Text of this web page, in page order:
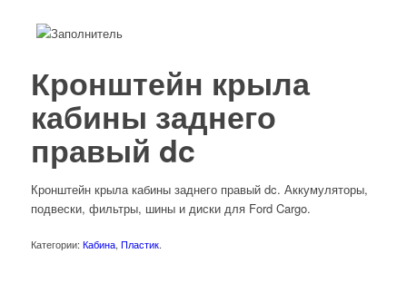
Кронштейн крыла
кабины заднего
правый dc
Кронштейн крыла кабины заднего правый dc. Аккумуляторы,
подвески, фильтры, шины и диски для Ford Cargo.
Категории: Кабина, Пластик.